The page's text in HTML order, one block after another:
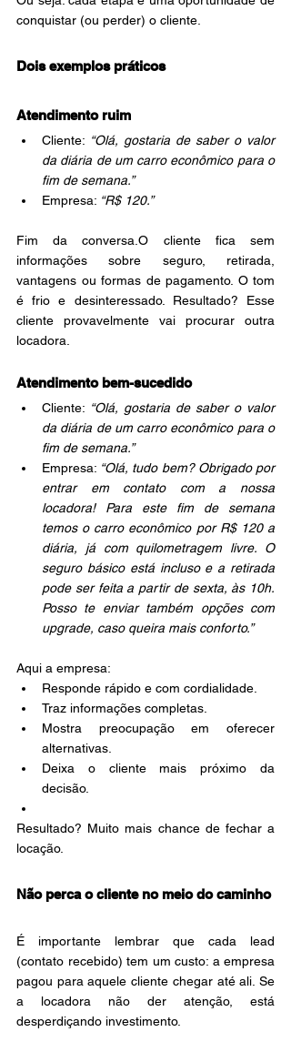
conquistar (ou perder) o cliente.
Dois exemplos práticos
Atendimento ruim
Cliente: “Olá, gostaria de saber o valor
da diária de um carro econômico para o
fim de semana.”
Empresa: “R$ 120.”
Fim da conversa.O cliente fica sem
informações sobre seguro, retirada,
vantagens ou formas de pagamento. O tom
é frio e desinteressado. Resultado? Esse
cliente provavelmente vai procurar outra
locadora.
Atendimento bem-sucedido
Cliente: “Olá, gostaria de saber o valor
da diária de um carro econômico para o
fim de semana.”
Empresa: “Olá, tudo bem? Obrigado por
entrar em contato com a nossa
locadora! Para este fim de semana
temos o carro econômico por R$ 120 a
diária, já com quilometragem livre. O
seguro básico está incluso e a retirada
pode ser feita a partir de sexta, às 10h.
Posso te enviar também opções com
upgrade, caso queira mais conforto.”
Aqui a empresa:
Responde rápido e com cordialidade.
Traz informações completas.
Mostra preocupação em oferecer
alternativas.
Deixa o cliente mais próximo da
decisão.
Resultado? Muito mais chance de fechar a
locação.
Não perca o cliente no meio do caminho
É importante lembrar que cada lead
(contato recebido) tem um custo: a empresa
pagou para aquele cliente chegar até ali. Se
a locadora não der atenção, está
desperdiçando investimento.